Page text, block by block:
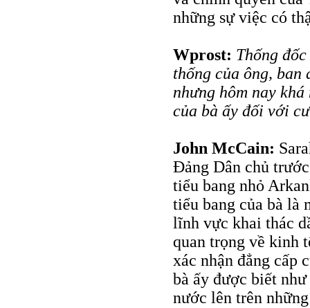
những sự việc có
Wprost: Thống
thống của ông, ban
nhưng hôm nay
của bà ấy đối với
John McCain:
Đảng Dân chủ
tiểu bang nhỏ
tiểu bang của bà là
lĩnh vực khai thác
quan trọng về kinh
xác nhận đẳng cấp
bà ấy được biết
nước lên trên